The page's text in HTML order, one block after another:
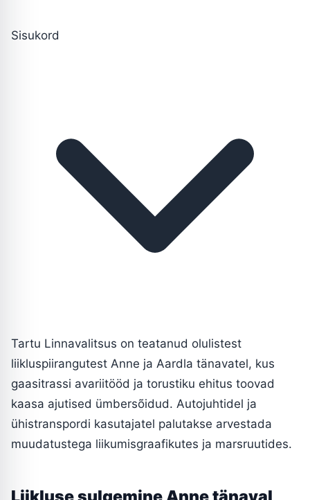
Sisukord
Tartu Linnavalitsus on teatanud olulistest
liikluspiirangutest Anne ja Aardla tänavatel, kus
gaasitrassi avariitööd ja torustiku ehitus toovad
kaasa ajutised ümbersõidud. Autojuhtidel ja
ühistranspordi kasutajatel palutakse arvestada
muudatustega liikumisgraafikutes ja marsruutides.